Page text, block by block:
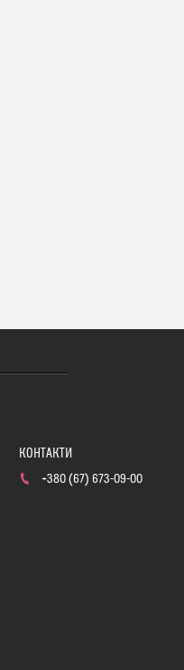
+380 (67) 673-09-00